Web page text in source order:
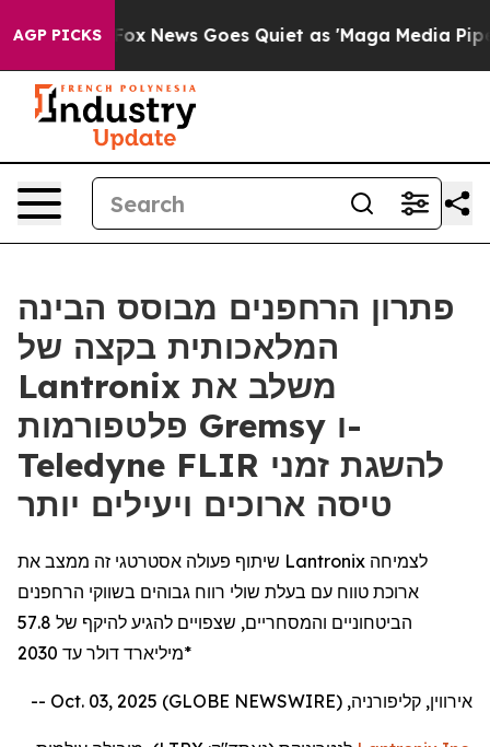
AGP PICKS
Fox News Goes Quiet as 'Maga Media Pipeline'
פתרון הרחפנים מבוסס הבינה
המלאכותית בקצה של
Lantronix משלב את
פלטפורמות Gremsy ו-
Teledyne FLIR להשגת זמני
טיסה ארוכים ויעילים יותר
שיתוף פעולה אסטרטגי זה ממצב את Lantronix לצמיחה
ארוכת טווח עם בעלת שולי רווח גבוהים בשווקי הרחפנים
הביטחוניים והמסחריים, שצפויים להגיע להיקף של 57.8
מיליארד דולר עד 2030*
אירווין, קליפורניה, Oct. 03, 2025 (GLOBE NEWSWIRE) --